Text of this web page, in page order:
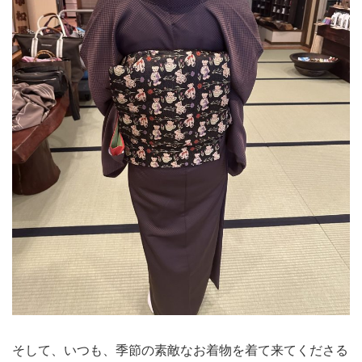
そして、いつも、季節の素敵なお着物を着て来てくださる